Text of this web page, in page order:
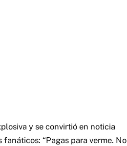
y se convirtió en noticia
“Pagas para verme. No